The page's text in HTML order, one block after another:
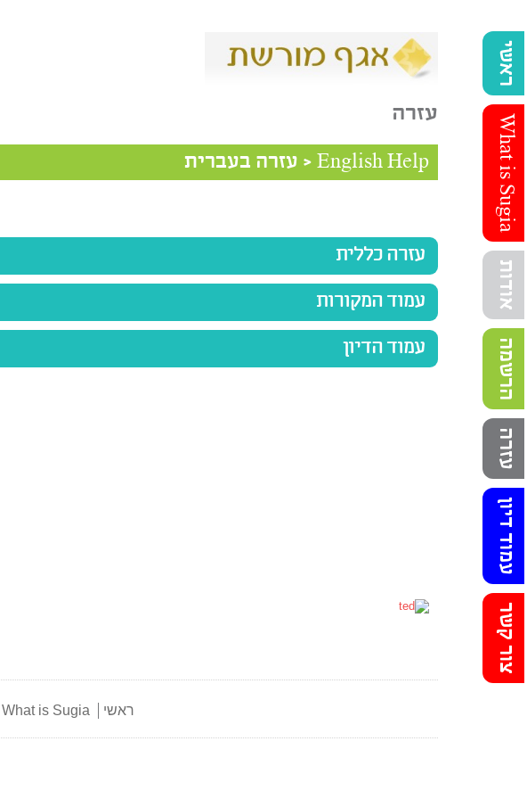
ראשי
What is Sugia
אודות
הרשמה
עזרה
עמוד דיון
צור קשר
עזרה
English Help
< עזרה בעברית
עזרה כללית
עמוד המקורות
עמוד הדיון
ראשי What is Sugia